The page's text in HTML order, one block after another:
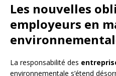
Les nouvelles
employeurs en
La responsabilité des
environnementale s’étend